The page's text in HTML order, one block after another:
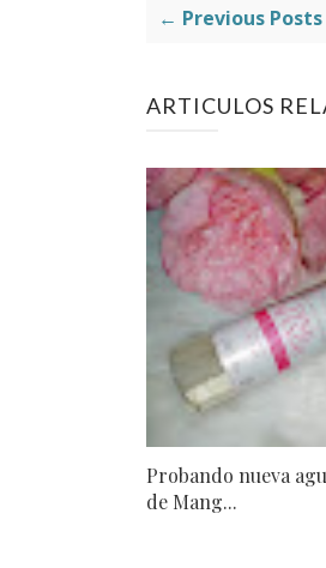
← Previous Posts
ARTICULOS
Probando nueva
de Mang...